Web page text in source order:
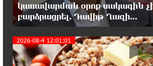
18:02:58 8-08-2026
Դմիտրի Մեդվեդև. Արևմուտքի
նկատմամբ կրկնում է վրացական սցենարը
կառավարման օրոք սակագին
բարձրացրել. Դավիթ Ղազի...
2026-08-4 12:01:01